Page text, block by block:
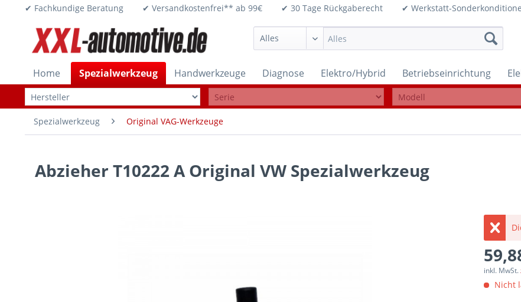
✔ Fachkundige Beratung ✔ Versandkostenfrei** ab 99€ ✔ 30 Tage Rückgaberecht ✔ Werkstatt-
Home Spezialwerkzeug Handwerkzeuge Diagnose Elektro/Hybrid Betriebseinrichtung
Spezialwerkzeug Original VAG-Werkzeuge
Abzieher T10222 A Original VW Spezialwerkzeug
inkl. MwSt.
Nicht